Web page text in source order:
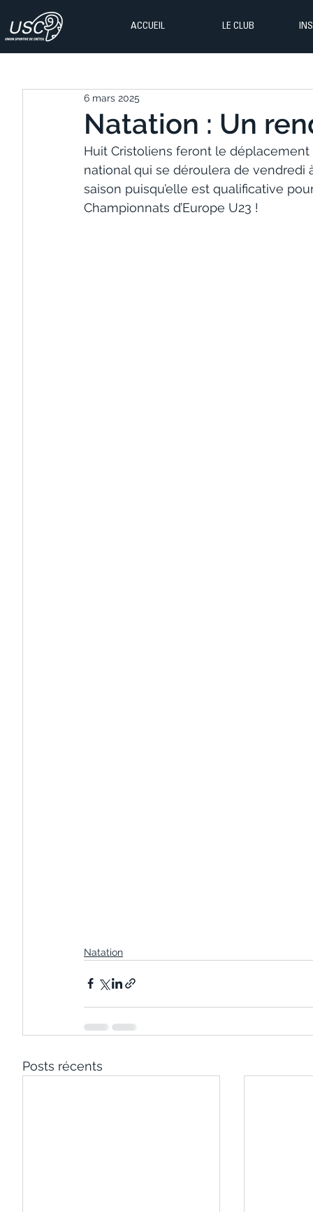
ACCUEIL LE CLUB
Natation : Un
6 mars 2025
Huit Cristoliens feront le
national qui se déroulera de
saison puisqu’elle est qualificative
Championnats d’Europe U23 !
Natation
Posts récents